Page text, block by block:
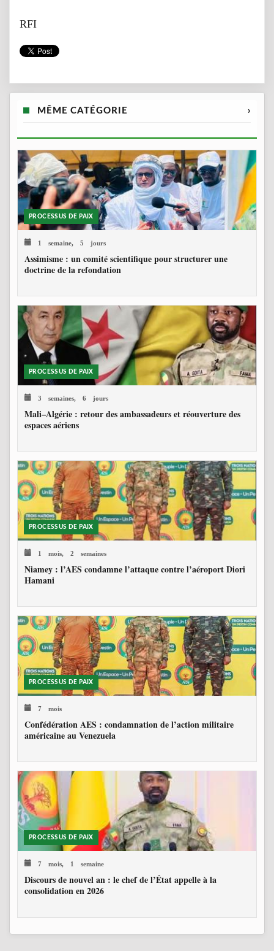
RFI
MÊME CATÉGORIE ›
PROCESSUS DE PAIX
1 semaine, 5 jours
Assimisme : un comité scientifique pour structurer une
doctrine de la refondation
PROCESSUS DE PAIX
3 semaines, 6 jours
Mali–Algérie : retour des ambassadeurs et réouverture des
espaces aériens
PROCESSUS DE PAIX
1 mois, 2 semaines
Niamey : l’AES condamne l’attaque contre l’aéroport Diori
Hamani
PROCESSUS DE PAIX
7 mois
Confédération AES : condamnation de l’action militaire
américaine au Venezuela
PROCESSUS DE PAIX
7 mois, 1 semaine
Discours de nouvel an : le chef de l’État appelle à la
consolidation en 2026